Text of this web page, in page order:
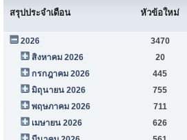
สรุปประจำเดือน หัวข้อใหม่
2026
3470
สิงหาคม 2026
20
กรกฎาคม 2026
445
มิถุนายน 2026
755
พฤษภาคม 2026
711
เมษายน 2026
626